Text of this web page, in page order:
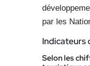
par les
Indicateurs
Selon les